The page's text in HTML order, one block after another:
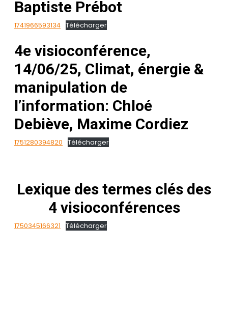
Baptiste Prébot
1741966593134 Télécharger
4e visioconférence,
14/06/25, Climat, énergie &
manipulation de
l’information: Chloé
Debiève, Maxime Cordiez
1751280394820 Télécharger
Lexique des termes clés des
4 visioconférences
1750345166321 Télécharger